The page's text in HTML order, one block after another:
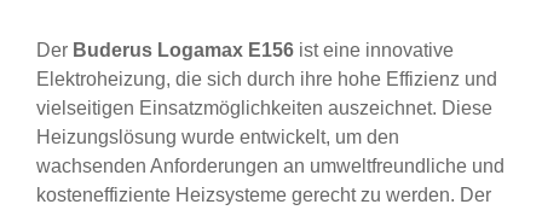
Der Buderus Logamax E156 ist eine innovative
Elektroheizung, die sich durch ihre hohe Effizienz und
vielseitigen Einsatzmöglichkeiten auszeichnet. Diese
Heizungslösung wurde entwickelt, um den
wachsenden Anforderungen an umweltfreundliche und
kosteneffiziente Heizsysteme gerecht zu werden. Der